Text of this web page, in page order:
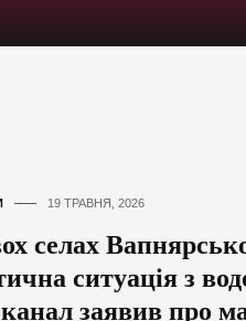
19 ТРАВНЯ, 2026
селах
ситуація з
заявив про